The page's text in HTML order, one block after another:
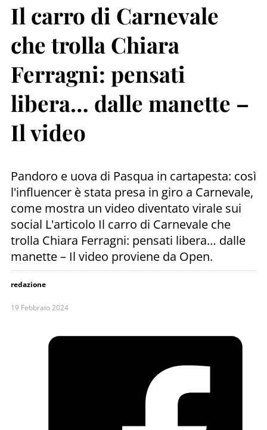
Il carro di Carnevale
che trolla Chiara
Ferragni: pensati
libera… dalle manette –
Il video
Pandoro e uova di Pasqua in cartapesta: così
l'influencer è stata presa in giro a Carnevale,
come mostra un video diventato virale sui
social L'articolo Il carro di Carnevale che
trolla Chiara Ferragni: pensati libera… dalle
manette – Il video proviene da Open.
redazione
19 Febbraio 2024